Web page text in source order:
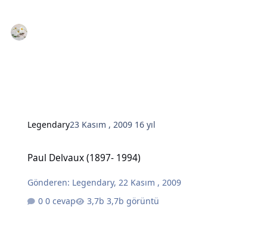
Legendary23 Kasım , 2009 16 yıl
Paul Delvaux (1897- 1994)
Gönderen: Legendary,22 Kasım , 2009
0 cevap
3,7b görüntü